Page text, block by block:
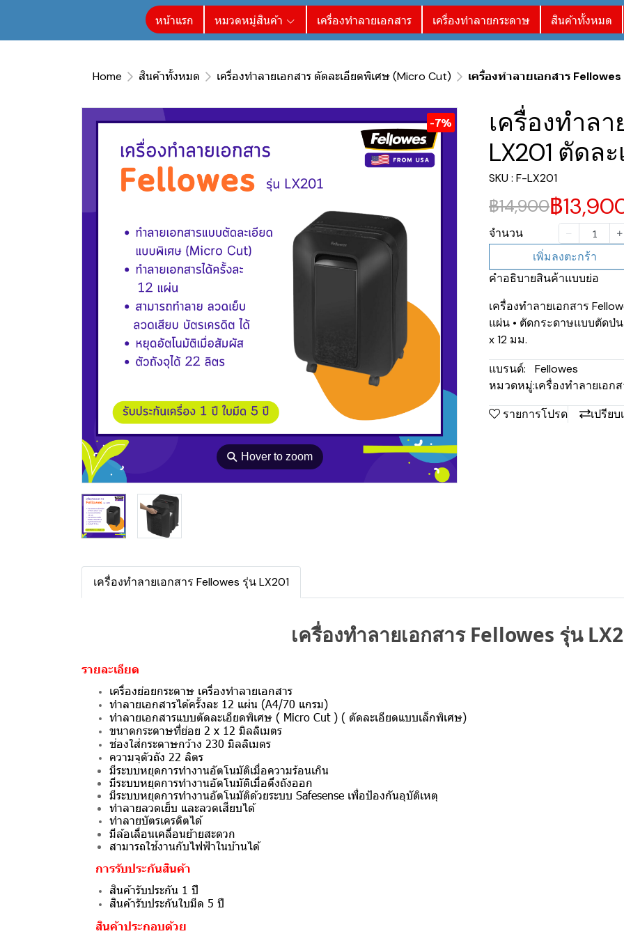
หน้าแรก หมวดหมู่สินค้า เครื่องทำลายเอกสาร เครื่องทำลายกระดาษ สินค้าทั้งหมด
Home สินค้าทั้งหมด เครื่องทำลายเอกสาร ตัดละเอียดพิเศษ (Micro Cut) เครื่องทำลายเอกสาร
⚲ Hover to zoom
-7%
เครื่องทำลา
LX201 ตัดล
SKU : F-LX201
฿14,900฿
จำนวน
เพิ่มลงตะกร้า
คำอธิบายสินค้าแบบย่อ
เครื่องทำลายเอกสาร
แผ่น • ตัดกระดาษแบบตัดป่
x 12 มม.
แบรนด์:
Fellowes
หมวดหมู่:เครื่องทำลายเอก
รายการโปรด
เปรียบ
เครื่องทำลายเอกสาร Fellowes รุ่น LX201
เครื่องทำลายเอกสาร Fellowes รุ่น
รายละเอียด
เครื่องย่อยกระดาษ เครื่องทำลายเอกสาร
ทำลายเอกสารได้ครั้งละ 12 แผ่น (A4/70 แกรม)
ทำลายเอกสารแบบตัดละเอียดพิเศษ ( Micro Cut ) ( ตัดละเอียดแบบเล็กพิเศษ)
ขนาดกระดาษที่ย่อย 2 x 12 มิลลิเมตร
ช่องใส่กระดาษกว้าง 230 มิลลิเมตร
ความจุตัวถัง 22 ลิตร
มีระบบหยุดการทำงานอัตโนมัติเมื่อความร้อนเกิน
มีระบบหยุดการทำงานอัตโนมัติเมื่อดึงถังออก
มีระบบหยุดการทำงานอัตโนมัติด้วยระบบ Safesense เพื่อป้องกันอุบัติเหตุ
ทำลายลวดเย็บ และลวดเสียบได้
ทำลายบัตรเครดิตได้
มีล้อเลื่อนเคลื่อนย้ายสะดวก
สามารถใช้งานกับไฟฟ้าในบ้านได้
การรับประกันสินค้า
สินค้ารับประกัน 1 ปี
สินค้ารับประกันใบมีด 5 ปี
สินค้าประกอบด้วย